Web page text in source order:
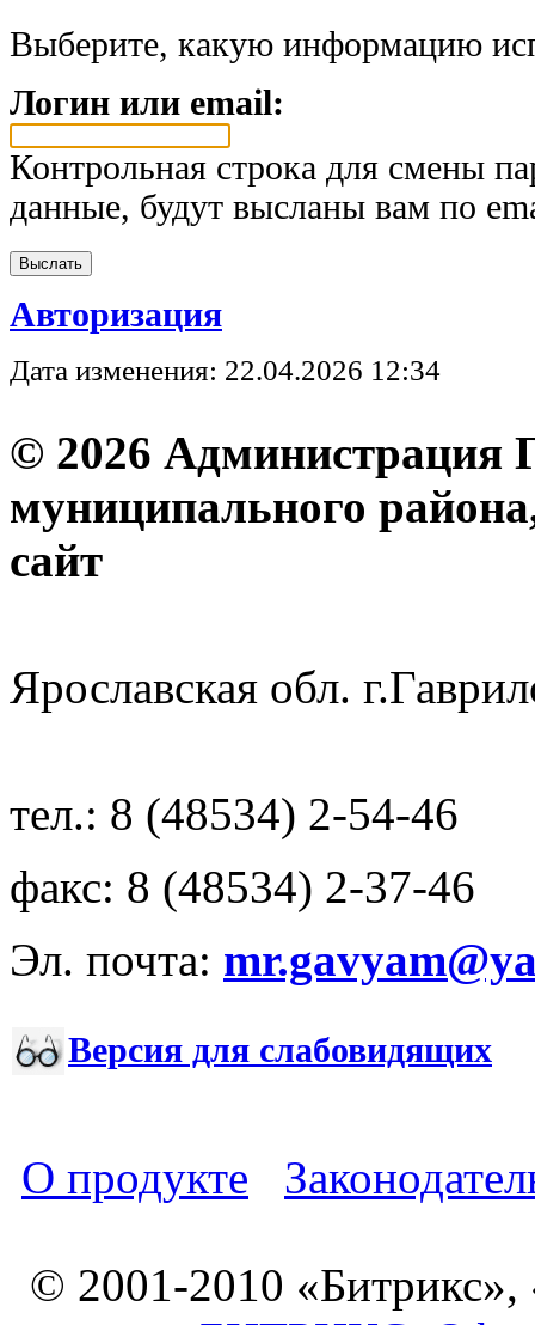
Выберите, какую информацию
Логин или email:
Контрольная строка для смены
данные, будут высланы вам по
Авторизация
Дата изменения: 22.04.2026 12:34
© 2026 Администрация
муниципального
Ярославская обл.
тел.: 8 (48534) 2-54-46
факс: 8 (48534) 2-37-46
Эл. почта:
Версия для слабовидящих
О продукте
© 2001-2010 «Битрикс»,